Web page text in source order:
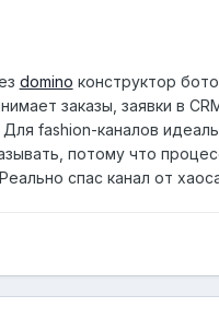
domino конструктор
заказы, заявки в
Для fashion-каналов
потому что
спас канал от